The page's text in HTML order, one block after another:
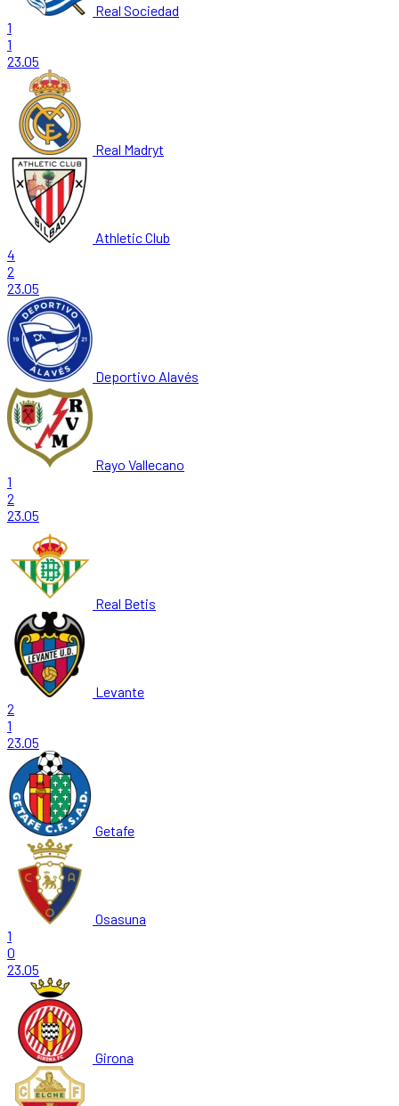
Real Sociedad
1
1
23.05
Real Madryt
Athletic Club
4
2
23.05
Deportivo Alavés
Rayo Vallecano
1
2
23.05
Real Betis
Levante
2
1
23.05
Getafe
Osasuna
1
0
23.05
Girona